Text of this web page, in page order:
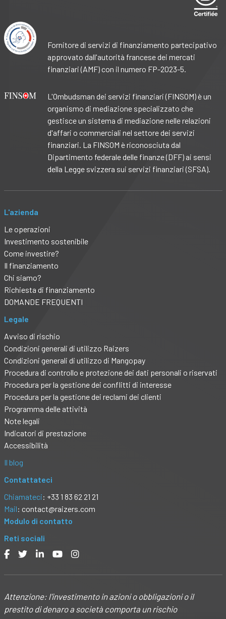
Fornitore di servizi di finanziamento partecipativo
approvato dall'autorità francese dei mercati
finanziari (AMF) con il numero FP-2023-5.
L'Ombudsman dei servizi finanziari (FINSOM) è un
organismo di mediazione specializzato che
gestisce un sistema di mediazione nelle relazioni
d'affari o commerciali nel settore dei servizi
finanziari. La FINSOM è riconosciuta dal
Dipartimento federale delle finanze (DFF) ai sensi
della Legge svizzera sui servizi finanziari (SFSA).
L'azienda
Le operazioni
Investimento sostenibile
Come investire?
Il finanziamento
Chi siamo?
Richiesta di finanziamento
DOMANDE FREQUENTI
Legale
Avviso di rischio
Condizioni generali di utilizzo Raizers
Condizioni generali di utilizzo di Mangopay
Procedura di controllo e protezione dei dati personali o riservati
Procedura per la gestione dei conflitti di interesse
Procedura per la gestione dei reclami dei clienti
Programma delle attività
Note legali
Indicatori di prestazione
Accessibilità
Il blog
Contattateci
Chiamateci: +33 1 83 62 21 21
Mail: contact@raizers.com
Modulo di contatto
Reti sociali
Attenzione: l'investimento in azioni o obbligazioni o il
prestito di denaro a società comporta un rischio